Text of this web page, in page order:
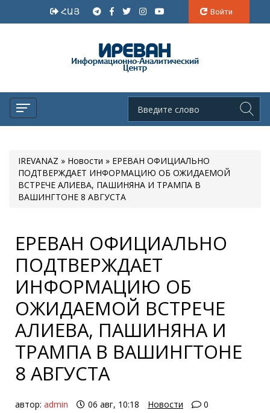
ՀԱՅ Войти
IREVANAZ » Новости » ЕРЕВАН ОФИЦИАЛЬНО
ПОДТВЕРЖДАЕТ ИНФОРМАЦИЮ ОБ ОЖИДАЕМОЙ
ВСТРЕЧЕ АЛИЕВА, ПАШИНЯНА И ТРАМПА В
ВАШИНГТОНЕ 8 АВГУСТА
ЕРЕВАН ОФИЦИАЛЬНО
ПОДТВЕРЖДАЕТ
ИНФОРМАЦИЮ ОБ
ОЖИДАЕМОЙ ВСТРЕЧЕ
АЛИЕВА, ПАШИНЯНА И
ТРАМПА В ВАШИНГТОНЕ
8 АВГУСТА
автор: admin 06 авг, 10:18 Новости
0